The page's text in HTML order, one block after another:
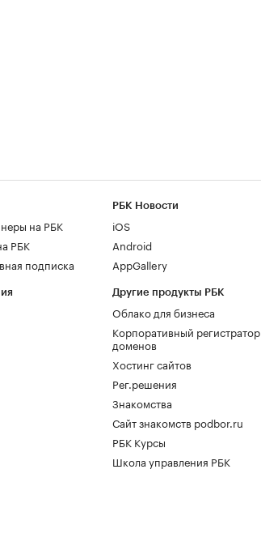
на РБК
РБК
подписка
РБК Новости
iOS
Android
AppGallery
Другие продукты РБК
Облако для бизнеса
Корпоративный регистратор
доменов
Хостинг сайтов
Рег.решения
Знакомства
Сайт знакомств podbor.ru
РБК Курсы
Школа управления РБК